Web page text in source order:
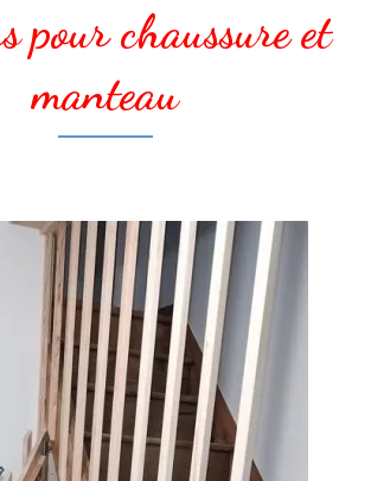
pour chaussure et
manteau